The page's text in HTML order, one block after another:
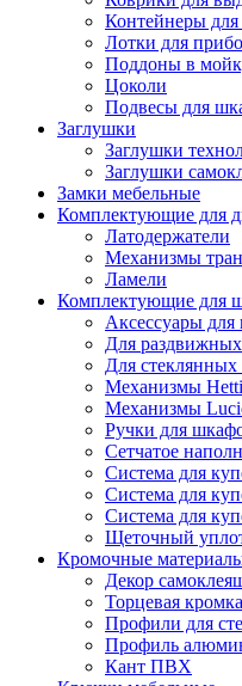
Контейнеры для
Лотки для
Поддоны в
Цоколи
Подвесы для
Заглушки
Заглушки
Заглушки
Замки мебельные
Комплектующие для
Латодержатели
Механизмы
Ламели
Комплектующие для
Аксессуары
Для
Для стеклянных
Механизмы
Механизмы
Ручки для
Сетчатое
Система для
Система для
Система для
Щеточный
Кромочные
Декор
Торцевая
Профили для
Профиль
Кант ПВХ